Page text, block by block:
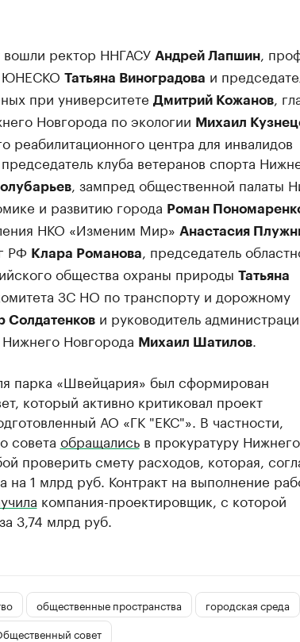
вошли ректор ННГАСУ Андрей Лапшин,
ЮНЕСКО Татьяна Виноградова и
при университете Дмитрий Кожанов,
Новгорода по экологии Михаил
реабилитационного центра для инвалидов
клуба ветеранов спорта
, зампред общественной палаты
и развитию города Роман
НКО «Изменим Мир» Анастасия
РФ Клара Романова
, председатель
общества охраны природы Татьяна
комитета ЗС НО по транспорту и дорожному
Солдатенкови руководитель
Новгорода Михаил Шатилов.
парка «Швейцария» был сформирован
который активно критиковал проект
АО «ГК "ЕКС"». В частности,
совета обращалисьв прокуратуру Нижнего
проверить смету расходов, которая,
на 1 млрд руб. Контракт на выполнение
компания-проектировщик, с которой
3,74 млрд руб.
общественные пространства
городская среда
совет